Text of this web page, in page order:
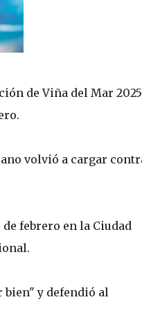
de Viña del Mar 2025
volvió a cargar
febrero en la Ciudad
bien" y defendió al